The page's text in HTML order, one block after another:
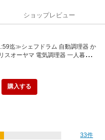
ショップレビュー
迄≫シェフドラム 自動調理器 か
スオーヤマ 電気調理器 一人暮らし
物 無水調理 煮物 蒸し料理 デザー
ト ギフト CHEF DRUM DAC-IA2
購入する
33件